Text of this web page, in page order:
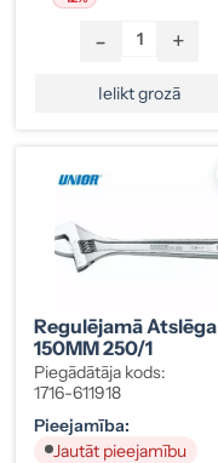
- +
Ielikt grozā
Regulējamā Atslēga
150MM 250/1
Piegādātāja kods:
1716-611918
Pieejamība:
Jautāt pieejamību